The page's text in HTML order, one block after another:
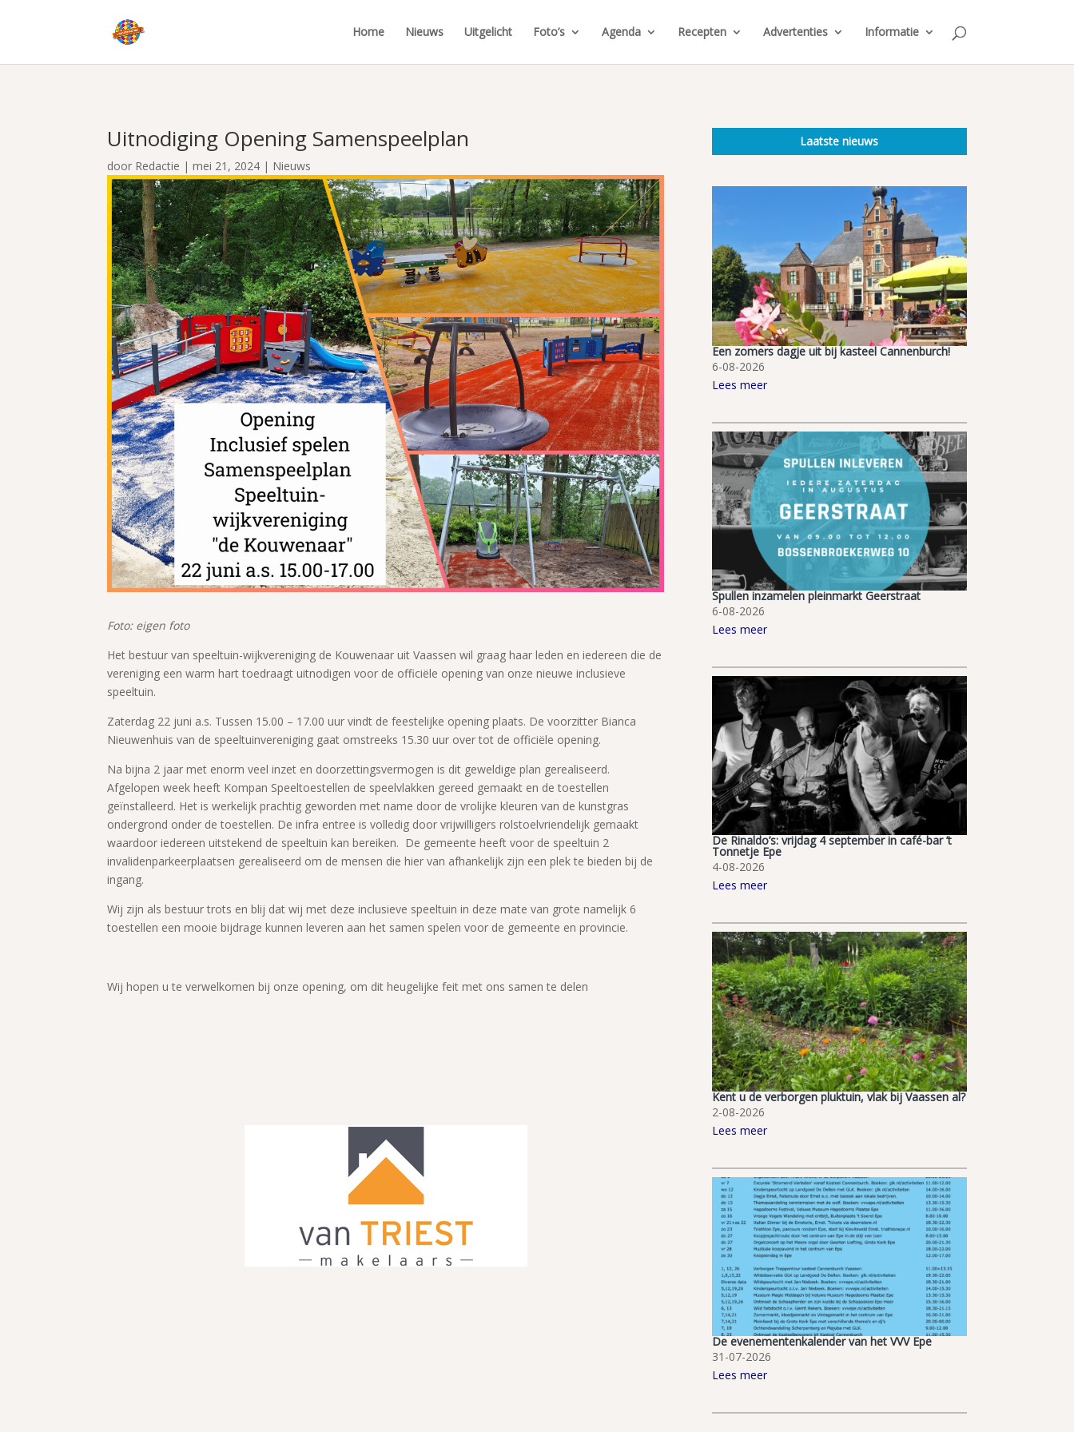
Home Nieuws Uitgelicht Foto’s Agenda Recepten Advertenties Informatie
Uitnodiging Opening Samenspeelplan
door Redactie |mei 21, 2024 | Nieuws
Foto: eigen foto
Het bestuur van speeltuin-wijkvereniging de Kouwenaar uit Vaassen wil graag haar leden en iedereen die de
vereniging een warm hart toedraagt uitnodigen voor de officiële opening van onze nieuwe inclusieve
speeltuin.
Zaterdag 22 juni a.s. Tussen 15.00 – 17.00 uur vindt de feestelijke opening plaats. De voorzitter Bianca
Nieuwenhuis van de speeltuinvereniging gaat omstreeks 15.30 uur over tot de officiële opening.
Na bijna 2 jaar met enorm veel inzet en doorzettingsvermogen is dit geweldige plan gerealiseerd.
Afgelopen week heeft Kompan Speeltoestellen de speelvlakken gereed gemaakt en de toestellen
geïnstalleerd. Het is werkelijk prachtig geworden met name door de vrolijke kleuren van de kunstgras
ondergrond onder de toestellen. De infra entree is volledig door vrijwilligers rolstoelvriendelijk gemaakt
waardoor iedereen uitstekend de speeltuin kan bereiken. De gemeente heeft voor de speeltuin 2
invalidenparkeerplaatsen gerealiseerd om de mensen die hier van afhankelijk zijn een plek te bieden bij de
ingang.
Wij zijn als bestuur trots en blij dat wij met deze inclusieve speeltuin in deze mate van grote namelijk 6
toestellen een mooie bijdrage kunnen leveren aan het samen spelen voor de gemeente en provincie.
Wij hopen u te verwelkomen bij onze opening, om dit heugelijke feit met ons samen te delen
Laatste nieuws
Een zomers dagje uit bij kasteel Cannenburch!
6-08-2026
Lees meer
Spullen inzamelen pleinmarkt Geerstraat
6-08-2026
Lees meer
De Rinaldo’s: vrijdag 4 september in café-bar ’t
Tonnetje Epe
4-08-2026
Lees meer
Kent u de verborgen pluktuin, vlak bij Vaassen al?
2-08-2026
Lees meer
De evenementenkalender van het VVV Epe
31-07-2026
Lees meer